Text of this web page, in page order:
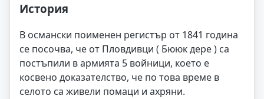
История
В османски поименен регистър от 1841 година
се посочва, че от Пловдивци ( Бююк дере ) са
постъпили в армията 5 войници, което е
косвено доказателство, че по това време в
селото са живели помаци и ахряни.